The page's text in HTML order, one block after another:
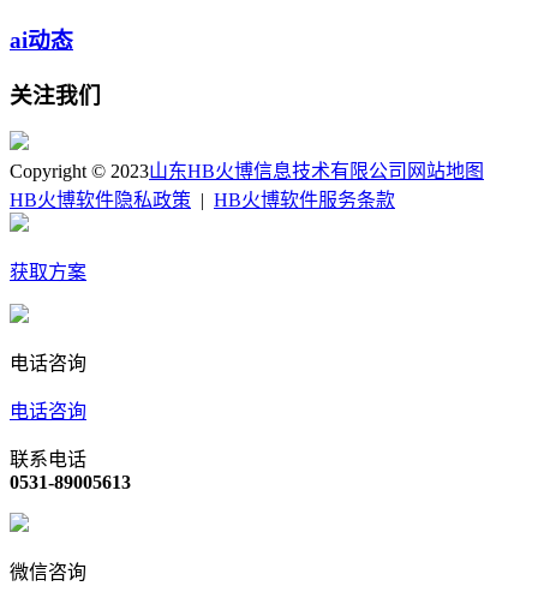
ai动态
关注我们
Copyright © 2023山东HB火博信息技术有限公司 网站地图
HB火博软件隐私政策
HB火博软件服务条款
获取方案
电话咨询
电话咨询
联系电话
0531-89005613
微信咨询